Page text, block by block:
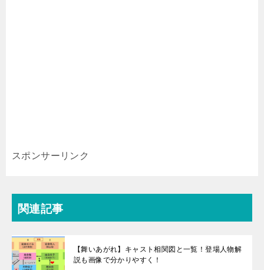
スポンサーリンク
関連記事
【舞いあがれ】キャスト相関図と一覧！登場人物解
説も画像で分かりやすく！